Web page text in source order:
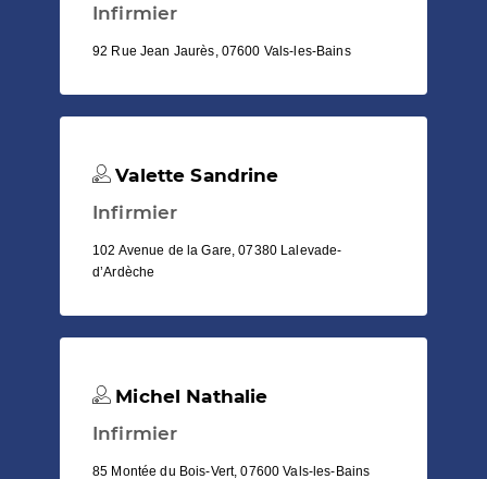
Infirmier
92 Rue Jean Jaurès, 07600 Vals-les-Bains
Valette Sandrine
Infirmier
102 Avenue de la Gare, 07380 Lalevade-
d’Ardèche
Michel Nathalie
Infirmier
85 Montée du Bois-Vert, 07600 Vals-les-Bains